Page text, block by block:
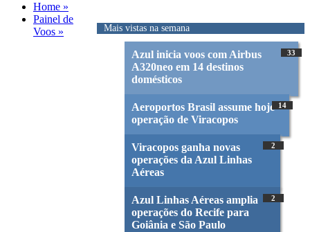
Mais vistas na semana
Azul inicia voos com Airbus
A320neo em 14 destinos
domésticos
33
Aeroportos Brasil assume hoje
operação de Viracopos
14
Viracopos ganha novas
operações da Azul Linhas
Aéreas
2
Azul Linhas Aéreas amplia
operações do Recife para
Goiânia e São Paulo
2
Home »
Painel de
Voos »